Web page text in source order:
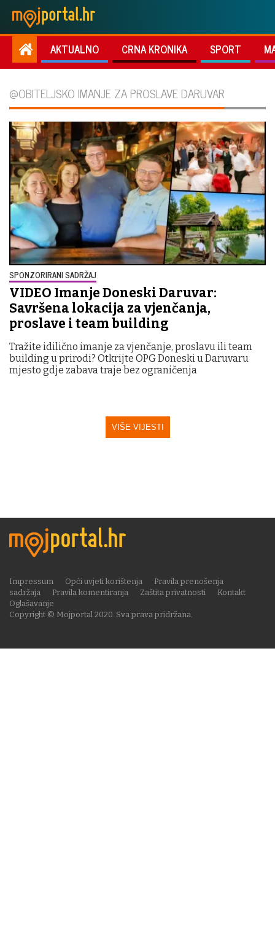
AKTUALNO CRNA KRONIKA SPORT
@OBITELJSKO IMANJE ZA PROSLAVE DARUVAR
SPONZORIRANI SADRŽAJ
VIDEO Imanje Doneski Daruvar:
Savršena lokacija za vjenčanja,
proslave i team building
Tražite idilično imanje za vjenčanje, proslavu ili team
building u prirodi? Otkrijte OPG Doneski u Daruvaru
mjesto gdje zabava traje bez ograničenja
VIŠE VIJESTI
Copyright © Mojportal 2020. Sva prava pridržana.
Impressum Opći uvjeti korištenja
Pravila prenošenja
sadržaja
Pravila komentiranja Zaštita privatnosti
Kontakt
Oglašavanje